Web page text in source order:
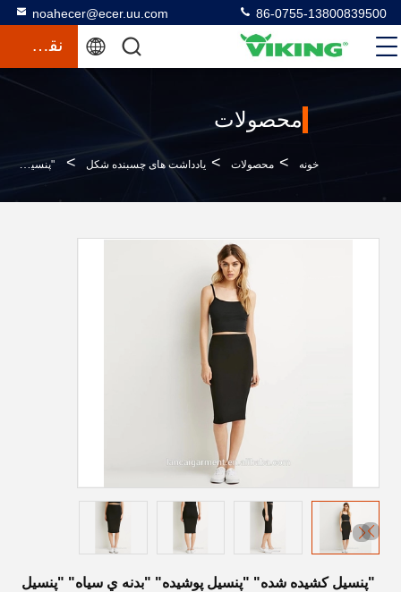
noahecer@ecer.uu.com 86-0755-13800839500
نقل قول
محصولات
خونه > محصولات > یادداشت های چسبنده شکل > "پنسيل کشيده شده" "پنسيل پوشيده" "بدنه ي سياه" "پنسيل پوشيده"
"پنسيل کشيده شده" "پنسيل پوشيده" "بدنه ي سياه" "پنسيل